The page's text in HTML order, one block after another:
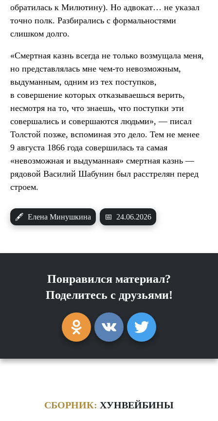
обратилась к Милютину). Но адвокат… не указал
точно полк. Разбирались с формальностями
слишком долго.
«Смертная казнь всегда не только возмущала меня,
но представлялась мне чем-то невозможным,
выдуманным, одним из тех поступков,
в совершение которых отказываешься верить,
несмотря на то, что знаешь, что поступки эти
совершались и совершаются людьми», — писал
Толстой позже, вспоминая это дело. Тем не менее
9 августа 1866 года совершилась та самая
«невозможная и выдуманная» смертная казнь —
рядовой Василий Шабунин был расстрелян перед
строем.
🖋 Елена Минушкина 📅 24.06.2026
Понравился материал?
Поделитесь с друзьями!
СБОРНИК: ХУНВЕЙБИНЫ